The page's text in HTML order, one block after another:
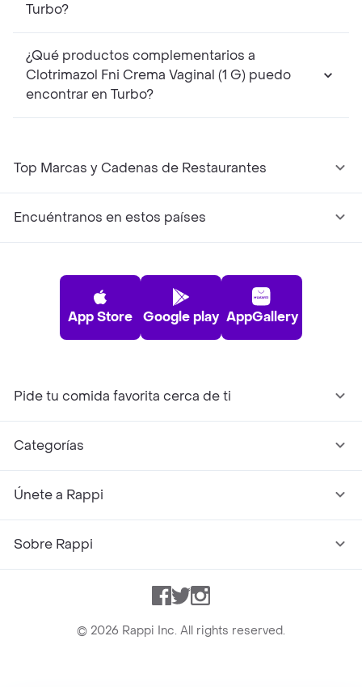
Turbo?
¿Qué productos complementarios a
Clotrimazol Fni Crema Vaginal (1 G) puedo
encontrar en Turbo?
Top Marcas y Cadenas de Restaurantes
Encuéntranos en estos países
App Store Google play AppGallery
Pide tu comida favorita cerca de ti
Categorías
Únete a Rappi
Sobre Rappi
Facebook
TwitterInstagram
© 2026 Rappi Inc. All rights reserved.